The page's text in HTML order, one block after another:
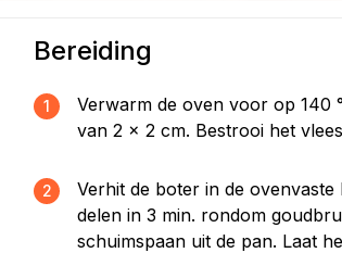
Bereiding
1
Verwarm de oven voor op 140
van 2 x 2 cm. Bestrooi het
2
Verhit de boter in de
delen in 3 min. rondom
schuimspaan uit de pan. Laat